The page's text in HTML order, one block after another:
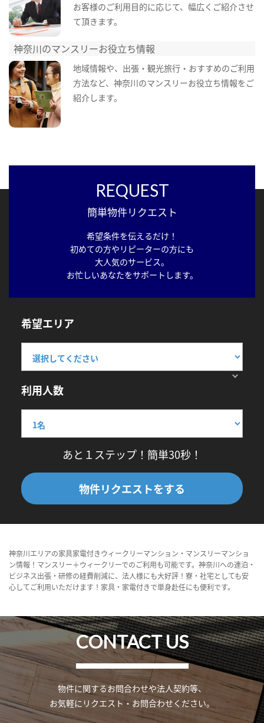
お客様のご利用目的に応じて、幅広くご紹介させ
て頂きます。
神奈川のマンスリーお役立ち情報
地域情報や、出張・観光旅行・おすすめのご利用
方法など、神奈川のマンスリーお役立ち情報をご
紹介します。
REQUEST
簡単物件リクエスト
希望条件を伝えるだけ！
初めての方やリピーターの方にも
大人気のサービス。
お忙しいあなたをサポートします。
希望エリア
利用人数
あと１ステップ！簡単30秒！
物件リクエストをする
神奈川エリアの家具家電付きウィークリーマンション・マンスリーマンショ
ン情報！マンスリー＋ウィークリーでのご利用も可能です。神奈川への連泊・
ビジネス出張・研修の経費削減に、法人様にも大好評！寮・社宅としても安
心してご利用いただけます！家具・家電付きで単身赴任にも便利です。
CONTACT US
物件に関するお問合わせや法人契約等、
お気軽にリクエスト・お問合わせください。